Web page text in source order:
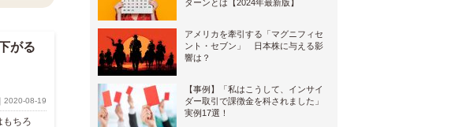
がる
2020-08-19
もちろ
ターンとは【2024年最新版】
アメリカを牽引する「マグニフィセ
ント・セブン」 日本株に与える影
響は？
【事例】「私はこうして、インサイ
ダー取引で課徴金を科されました」
実例17選！